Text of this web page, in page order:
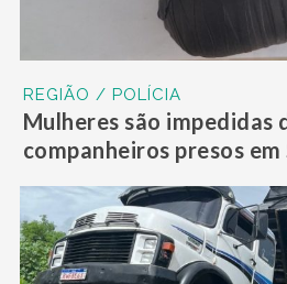
REGIÃO / POLÍCIA
Mulheres são impedidas
companheiros presos